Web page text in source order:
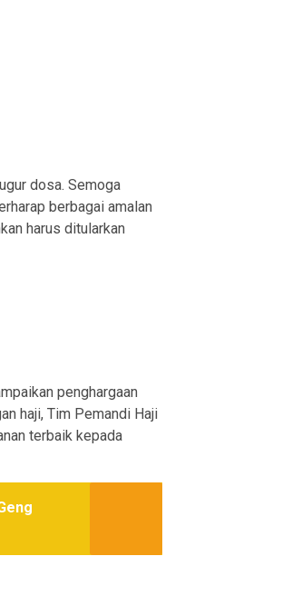
dosa. Semoga
berbagai amalan
harus ditularkan
penghargaan
haji, Tim Pemandi Haji
terbaik kepada